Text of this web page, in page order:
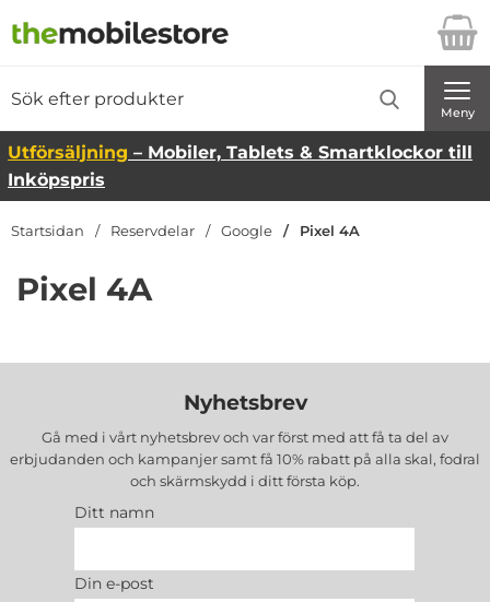
Startsidan för Danira Telecom AB
Meny
Utförsäljning – Mobiler, Tablets & Smartklockor till
Inköpspris
Startsidan Reservdelar Google Pixel 4A
Pixel 4A
Nyhetsbrev
Gå med i vårt nyhetsbrev och var först med att få ta del av
erbjudanden och kampanjer samt få 10% rabatt på alla skal, fodral
och skärmskydd i ditt första köp.
Ditt namn
Din e-post